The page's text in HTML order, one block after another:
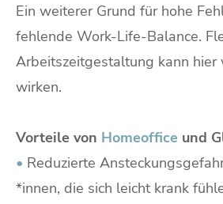
Ein weiterer Grund für hohe
fehlende Work-Life-Balance.
Arbeitszeitgestaltung kann hier
wirken.
Vorteile von Homeoffice und
• Reduzierte
*innen, die sich leicht krank